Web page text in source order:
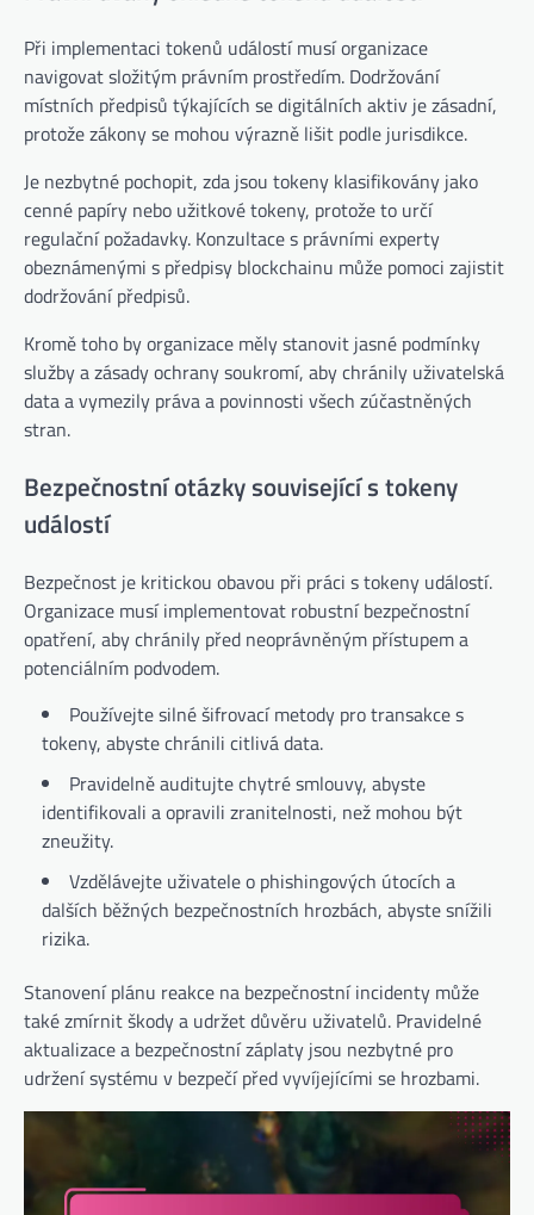
Při implementaci tokenů událostí musí organizace
navigovat složitým právním prostředím. Dodržování
místních předpisů týkajících se digitálních aktiv je zásadní,
protože zákony se mohou výrazně lišit podle jurisdikce.
Je nezbytné pochopit, zda jsou tokeny klasifikovány jako
cenné papíry nebo užitkové tokeny, protože to určí
regulační požadavky. Konzultace s právními experty
obeznámenými s předpisy blockchainu může pomoci zajistit
dodržování předpisů.
Kromě toho by organizace měly stanovit jasné podmínky
služby a zásady ochrany soukromí, aby chránily uživatelská
data a vymezily práva a povinnosti všech zúčastněných
stran.
Bezpečnostní otázky související s tokeny
událostí
Bezpečnost je kritickou obavou při práci s tokeny událostí.
Organizace musí implementovat robustní bezpečnostní
opatření, aby chránily před neoprávněným přístupem a
potenciálním podvodem.
Používejte silné šifrovací metody pro transakce s
tokeny, abyste chránili citlivá data.
Pravidelně auditujte chytré smlouvy, abyste
identifikovali a opravili zranitelnosti, než mohou být
zneužity.
Vzdělávejte uživatele o phishingových útocích a
dalších běžných bezpečnostních hrozbách, abyste snížili
rizika.
Stanovení plánu reakce na bezpečnostní incidenty může
také zmírnit škody a udržet důvěru uživatelů. Pravidelné
aktualizace a bezpečnostní záplaty jsou nezbytné pro
udržení systému v bezpečí před vyvíjejícími se hrozbami.